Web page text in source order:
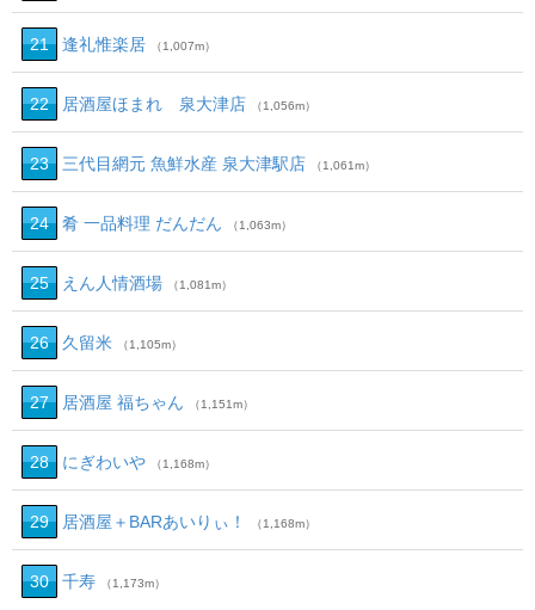
21 逢礼惟楽居 （1,007m）
22 居酒屋ほまれ 泉大津店 （1,056m）
23 三代目網元 魚鮮水産 泉大津駅店 （1,061m）
24 肴 一品料理 だんだん （1,063m）
25 えん人情酒場 （1,081m）
26 久留米 （1,105m）
27 居酒屋 福ちゃん （1,151m）
28 にぎわいや （1,168m）
29 居酒屋＋BARあいりぃ！ （1,168m）
30 千寿 （1,173m）